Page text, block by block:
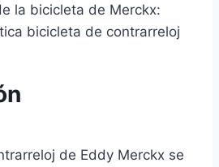
la bicicleta de Merckx:
bicicleta de contrarreloj
de Eddy Merckx se